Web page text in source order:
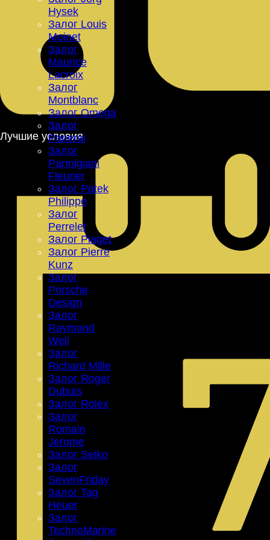
Hysek
Залог Louis
Moinet
Залог
Maurice
Lacroix
Залог
Montblanc
Залог Omega
Залог
Panerai
Залог
Parmigiani
Fleurier
Залог Patek
Philippe
Залог
Perrelet
Залог Piaget
Залог Pierre
Kunz
Залог
Porsche
Design
Залог
Raymond
Weil
Залог
Richard Mille
Залог Roger
Dubuis
Залог Rolex
Залог
Romain
Jerome
Залог Seiko
Залог
SevenFriday
Залог Tag
Heuer
Залог
TechnoMarine
Лучшие условия